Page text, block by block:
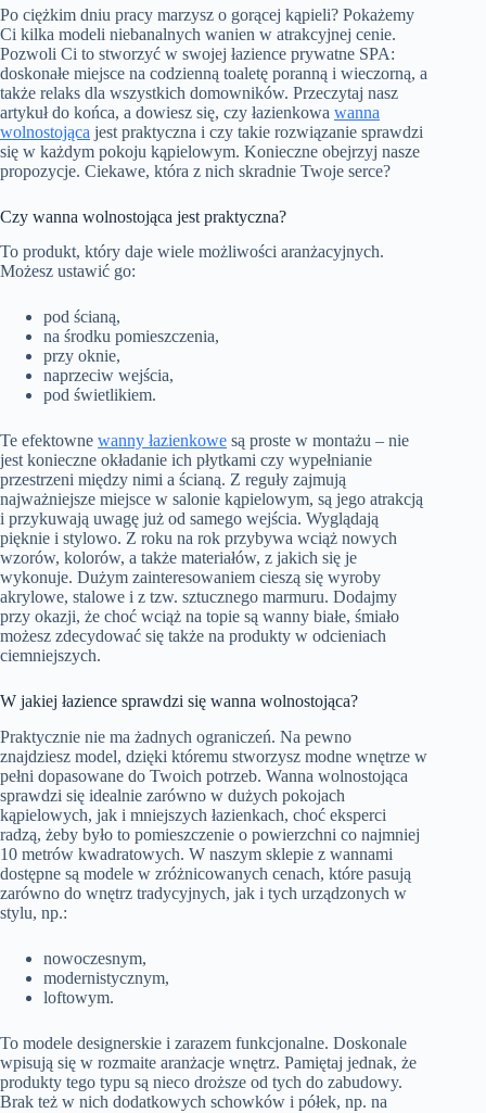
Po ciężkim dniu pracy marzysz o gorącej kąpieli? Pokażemy
Ci kilka modeli niebanalnych wanien w atrakcyjnej cenie.
Pozwoli Ci to stworzyć w swojej łazience prywatne SPA:
doskonałe miejsce na codzienną toaletę poranną i wieczorną, a
także relaks dla wszystkich domowników. Przeczytaj nasz
artykuł do końca, a dowiesz się, czy łazienkowa wanna
wolnostojąca jest praktyczna i czy takie rozwiązanie sprawdzi
się w każdym pokoju kąpielowym. Konieczne obejrzyj nasze
propozycje. Ciekawe, która z nich skradnie Twoje serce?
Czy wanna wolnostojąca jest praktyczna?
To produkt, który daje wiele możliwości aranżacyjnych.
Możesz ustawić go:
pod ścianą,
na środku pomieszczenia,
przy oknie,
naprzeciw wejścia,
pod świetlikiem.
Te efektowne wanny łazienkowe są proste w montażu – nie
jest konieczne okładanie ich płytkami czy wypełnianie
przestrzeni między nimi a ścianą. Z reguły zajmują
najważniejsze miejsce w salonie kąpielowym, są jego atrakcją
i przykuwają uwagę już od samego wejścia. Wyglądają
pięknie i stylowo. Z roku na rok przybywa wciąż nowych
wzorów, kolorów, a także materiałów, z jakich się je
wykonuje. Dużym zainteresowaniem cieszą się wyroby
akrylowe, stalowe i z tzw. sztucznego marmuru. Dodajmy
przy okazji, że choć wciąż na topie są wanny białe, śmiało
możesz zdecydować się także na produkty w odcieniach
ciemniejszych.
W jakiej łazience sprawdzi się wanna wolnostojąca?
Praktycznie nie ma żadnych ograniczeń. Na pewno
znajdziesz model, dzięki któremu stworzysz modne wnętrze w
pełni dopasowane do Twoich potrzeb. Wanna wolnostojąca
sprawdzi się idealnie zarówno w dużych pokojach
kąpielowych, jak i mniejszych łazienkach, choć eksperci
radzą, żeby było to pomieszczenie o powierzchni co najmniej
10 metrów kwadratowych. W naszym sklepie z wannami
dostępne są modele w zróżnicowanych cenach, które pasują
zarówno do wnętrz tradycyjnych, jak i tych urządzonych w
stylu, np.:
nowoczesnym,
modernistycznym,
loftowym.
To modele designerskie i zarazem funkcjonalne. Doskonale
wpisują się w rozmaite aranżacje wnętrz. Pamiętaj jednak, że
produkty tego typu są nieco droższe od tych do zabudowy.
Brak też w nich dodatkowych schowków i półek, np. na